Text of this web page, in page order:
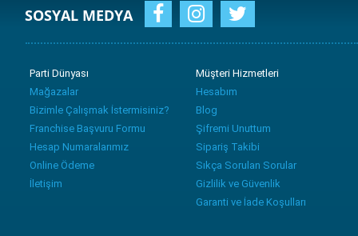
SOSYAL MEDYA
Parti Dünyası
Mağazalar
Bizimle Çalışmak İstermisiniz?
Franchise Başvuru Formu
Hesap Numaralarımız
Online Ödeme
İletişim
Müşteri Hizmetleri
Hesabım
Blog
Şifremi Unuttum
Sipariş Takibi
Sıkça Sorulan Sorular
Gizlilik ve Güvenlik
Garanti ve İade Koşulları